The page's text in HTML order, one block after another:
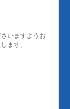
いますようお
ます。